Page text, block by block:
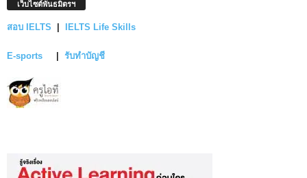
เว็บไซต์พันธมิตรฯ
สอบ IELTS IELTS Life Skills
E-sports รับทำบัญชี